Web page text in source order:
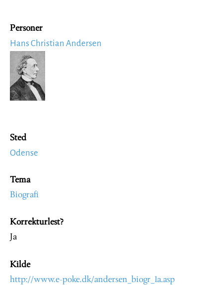
Personer
Hans Christian Andersen
Image
Sted
Odense
Tema
Biografi
Korrekturlest?
Ja
Kilde
http://www.e-poke.dk/andersen_biogr_1a.asp